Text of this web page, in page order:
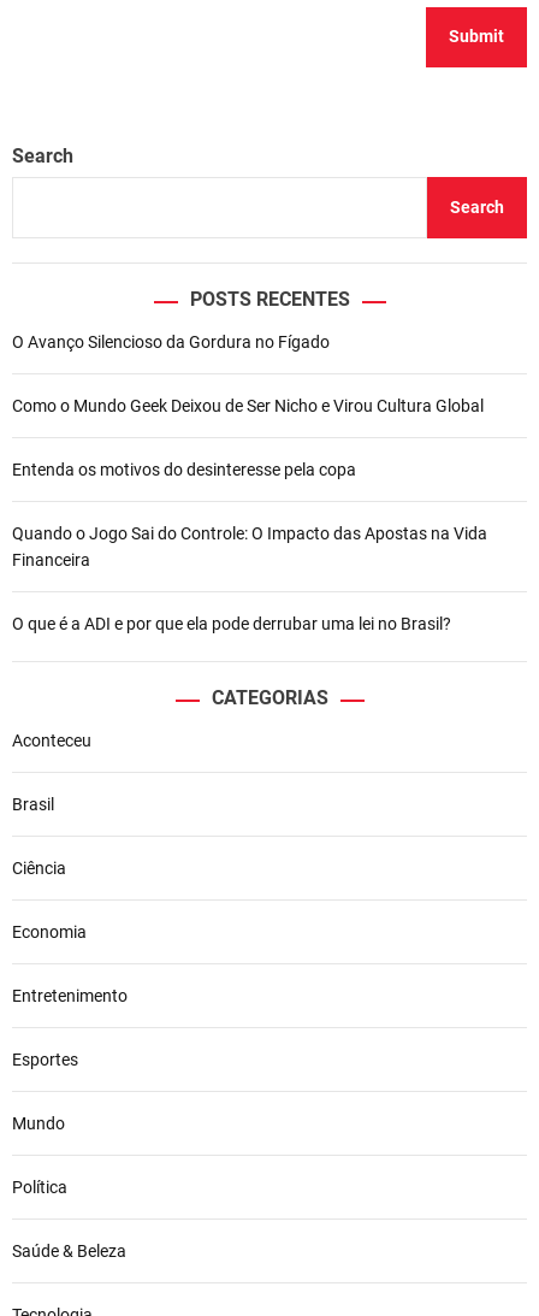
Search
Search
POSTS RECENTES
O Avanço Silencioso da Gordura no Fígado
Como o Mundo Geek Deixou de Ser Nicho e Virou Cultura Global
Entenda os motivos do desinteresse pela copa
Quando o Jogo Sai do Controle: O Impacto das Apostas na Vida
Financeira
O que é a ADI e por que ela pode derrubar uma lei no Brasil?
CATEGORIAS
Aconteceu
Brasil
Ciência
Economia
Entretenimento
Esportes
Mundo
Política
Saúde & Beleza